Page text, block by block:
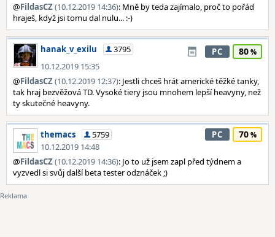
@FildasCZ(10.12.2019 14:36): Mně by teda zajímalo, proč to pořád
hraješ, když jsi tomu dal nulu... :-)
hanak_v_exilu
3795
10.12.2019 15:35
PC 80
@FildasCZ(10.12.2019 12:37): Jestli chceš hrát americké těžké tanky,
tak hraj bezvěžová TD. Vysoké tiery jsou mnohem lepší heavyny, než
ty skutečné heavyny.
themacs
5759
10.12.2019 14:48
PC 70
@FildasCZ(10.12.2019 14:36): Jo to už jsem zapl před týdnem a
vyzvedl si svůj další beta tester odznáček ;)